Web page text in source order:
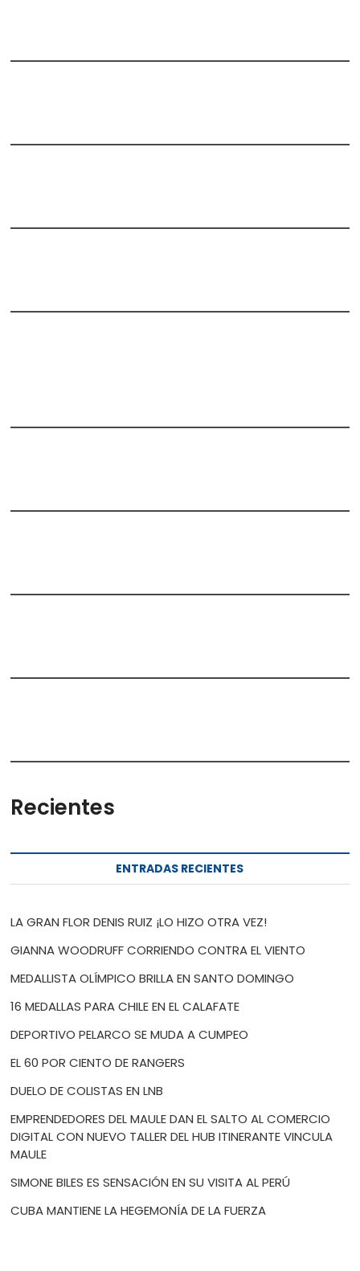
Recientes
ENTRADAS RECIENTES
LA GRAN FLOR DENIS RUIZ ¡LO HIZO OTRA VEZ!
GIANNA WOODRUFF CORRIENDO CONTRA EL VIENTO
MEDALLISTA OLÍMPICO BRILLA EN SANTO DOMINGO
16 MEDALLAS PARA CHILE EN EL CALAFATE
DEPORTIVO PELARCO SE MUDA A CUMPEO
EL 60 POR CIENTO DE RANGERS
DUELO DE COLISTAS EN LNB
EMPRENDEDORES DEL MAULE DAN EL SALTO AL COMERCIO
DIGITAL CON NUEVO TALLER DEL HUB ITINERANTE VINCULA
MAULE
SIMONE BILES ES SENSACIÓN EN SU VISITA AL PERÚ
CUBA MANTIENE LA HEGEMONÍA DE LA FUERZA